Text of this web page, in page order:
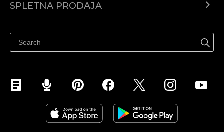
SPLETNA PRODAJA
Prodaja na Instagramu